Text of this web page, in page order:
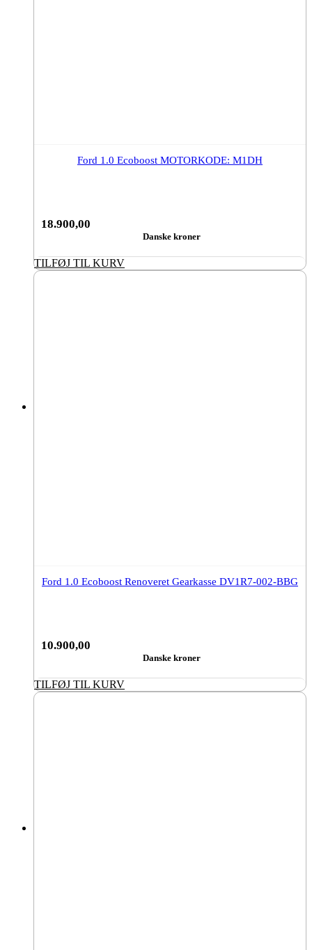
Ford 1.0 Ecoboost MOTORKODE: M1DH
18.900,00
Danske kroner
TILFØJ TIL KURV
Ford 1.0 Ecoboost Renoveret Gearkasse DV1R7-002-BBG
10.900,00
Danske kroner
TILFØJ TIL KURV